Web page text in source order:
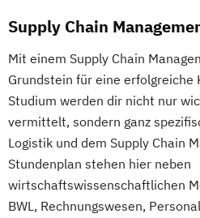
Supply Chain
Mit einem Supply Chain
Grundstein für eine erfolgreiche
Studium werden dir nicht nur
vermittelt, sondern ganz
Logistik und dem Supply Chain
Stundenplan stehen hier neben
wirtschaftswissenschaftlichen
BWL, Rechnungswesen,